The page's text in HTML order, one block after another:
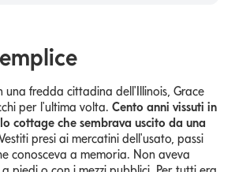
una fredda cittadina dell'Illinois, Grace
per l'ultima volta. Cento anni vissuti in
cottage che sembrava uscito da una
presi ai mercatini dell'usato, passi
conosceva a memoria. Non aveva